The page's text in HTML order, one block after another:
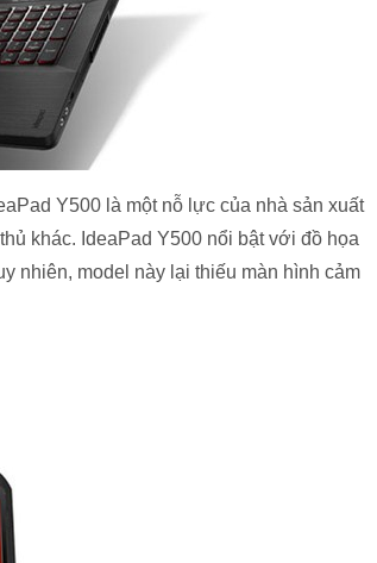
Y500 là một nỗ lực của nhà sản xuất
khác. IdeaPad Y500 nổi bật với đồ họa
nhiên, model này lại thiếu màn hình cảm